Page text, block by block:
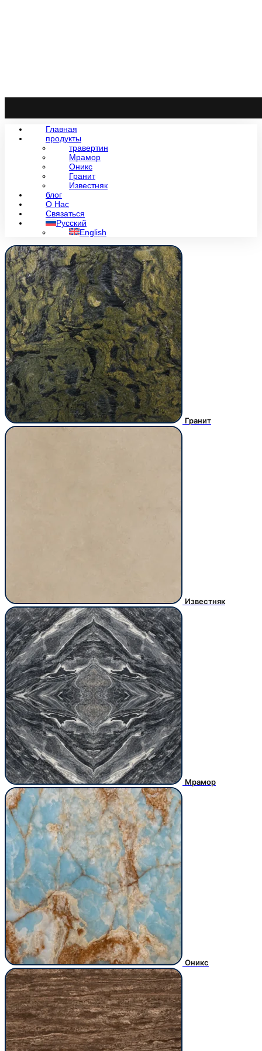
Главная
продукты
травертин
Мрамор
Оникс
Гранит
Известняк
блог
О Нас
Связаться
Русский
English
Гранит
Известняк
Мрамор
Оникс